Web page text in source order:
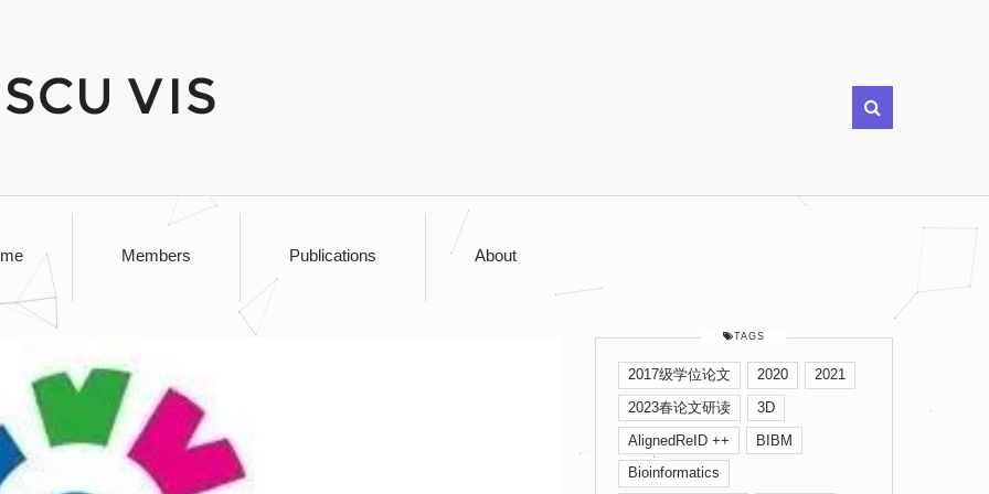
Members Publications About
TAGS
2017级学位论文 2020
2021
2023春论文研读
3D
AlignedReID ++
BIBM
Bioinformatics